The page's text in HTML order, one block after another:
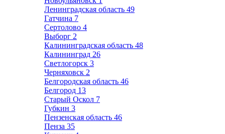
Ленинградская область 49
Гатчина 7
Сертолово 4
Выборг 2
Калининградская область 48
Калининград 26
Светлогорск 3
Черняховск 2
Белгородская область 46
Белгород 13
Старый Оскол 7
Губкин 3
Пензенская область 46
Пенза 35